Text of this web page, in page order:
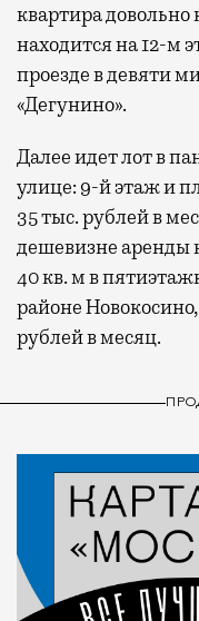
квартира
находится на 12-м
проезде в девяти
«Дегунино».
Далее идет лот в
улице: 9-й этаж и
35 тыс. рублей в
дешевизне аренды
40 кв. м в
районе
рублей в месяц.